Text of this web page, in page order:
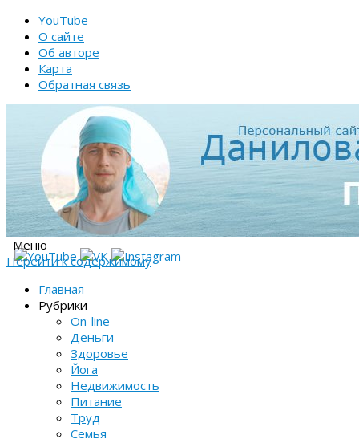
YouTube
О сайте
Об авторе
Карта
Обратная связь
Меню
Перейти к содержимому
Главная
Рубрики
On-line
Деньги
Здоровье
Йога
Недвижимость
Питание
Труд
Семья